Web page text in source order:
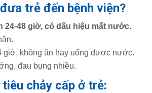
trẻ đến bệnh viện?
24-48 giờ, có dấu hiệu mất nước.
giờ, không ăn hay uống được nước.
đau bụng nhiều.
chảy cấp ở trẻ: